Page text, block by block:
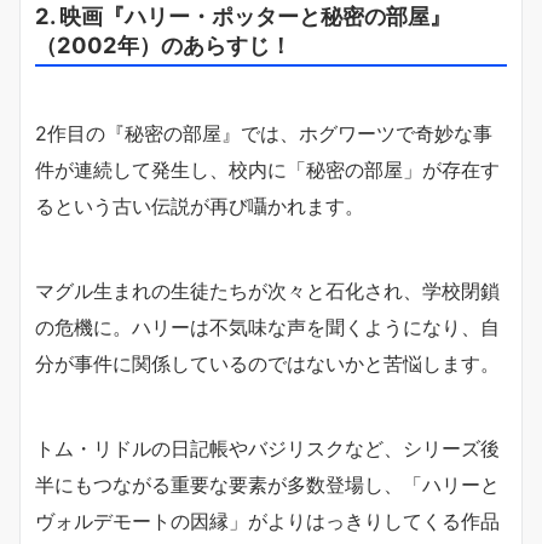
2. 映画『ハリー・ポッターと秘密の部屋』
（2002年）のあらすじ！
2作目の『秘密の部屋』では、ホグワーツで奇妙な事
件が連続して発生し、校内に「秘密の部屋」が存在す
るという古い伝説が再び囁かれます。
マグル生まれの生徒たちが次々と石化され、学校閉鎖
の危機に。ハリーは不気味な声を聞くようになり、自
分が事件に関係しているのではないかと苦悩します。
トム・リドルの日記帳やバジリスクなど、シリーズ後
半にもつながる重要な要素が多数登場し、「ハリーと
ヴォルデモートの因縁」がよりはっきりしてくる作品